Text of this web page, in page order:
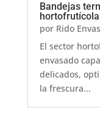
Bandejas
por Rido
El sector
envasado
delicados,
la frescura...